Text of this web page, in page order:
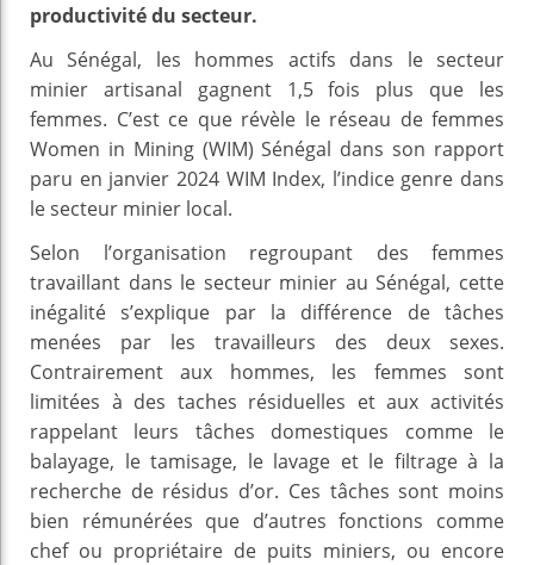
productivité du secteur.
Au Sénégal, les hommes actifs dans le secteur
minier artisanal gagnent 1,5 fois plus que les
femmes. C’est ce que révèle le réseau de femmes
Women in Mining (WIM) Sénégal dans son rapport
paru en janvier 2024 WIM Index, l’indice genre dans
le secteur minier local.
Selon l’organisation regroupant des femmes
travaillant dans le secteur minier au Sénégal, cette
inégalité s’explique par la différence de tâches
menées par les travailleurs des deux sexes.
Contrairement aux hommes, les femmes sont
limitées à des taches résiduelles et aux activités
rappelant leurs tâches domestiques comme le
balayage, le tamisage, le lavage et le filtrage à la
recherche de résidus d’or. Ces tâches sont moins
bien rémunérées que d’autres fonctions comme
chef ou propriétaire de puits miniers, ou encore